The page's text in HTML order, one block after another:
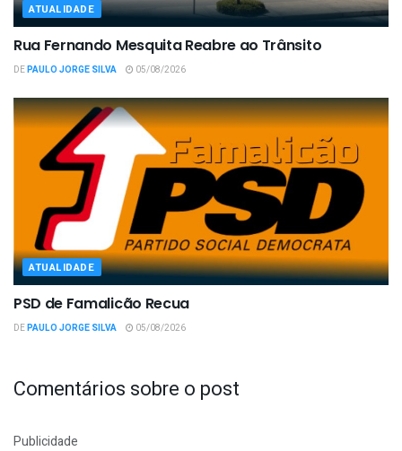
ATUALIDADE
Rua Fernando Mesquita Reabre ao Trânsito
DEPAULO JORGE SILVA 05/08/2026
ATUALIDADE
PSD de Famalicão Recua
DEPAULO JORGE SILVA 05/08/2026
Comentários sobre o post
Publicidade